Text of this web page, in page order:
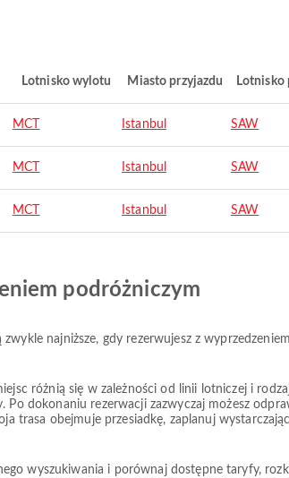
Lotnisko wylotu Miasto przyjazdu Lotnisko
MCT Istanbul SAW
MCT Istanbul SAW
MCT Istanbul SAW
podróżniczym
najniższe, gdy rezerwujesz z
różnią się w zależności od linii lotniczej i
dokonaniu rezerwacji zazwyczaj możesz
trasa obejmuje przesiadkę, zaplanuj
wyszukiwania i porównaj dostępne taryfy,